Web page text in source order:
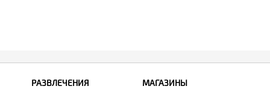
РАЗВЛЕЧЕНИЯ МАГАЗИНЫ